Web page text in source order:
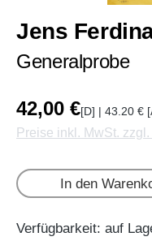
Jens
Generalprobe
42,00 €[D] | 43.20 €
Preise inkl. MwSt.
In den
Verfügbarkeit: auf